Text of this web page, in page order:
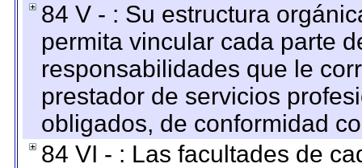
84 V - : Su estructura
permita vincular cada parte
responsabilidades que le
prestador de servicios
obligados, de conformidad
84 VI - : Las facultades de